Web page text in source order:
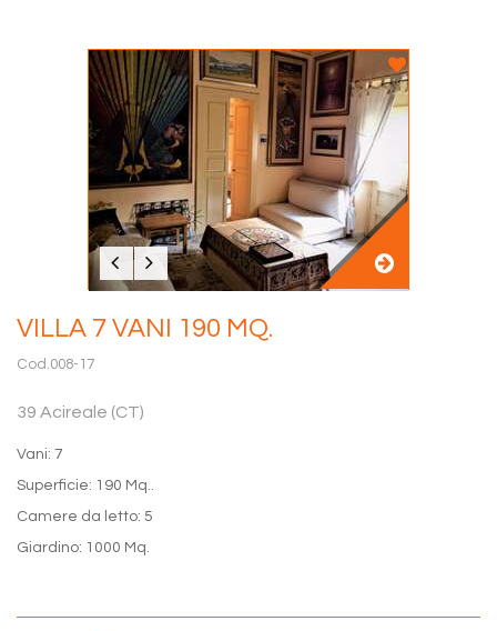
VILLA 7 VANI 190 MQ.
Cod.008-17
39 Acireale (CT)
Vani: 7
Superficie: 190 Mq..
Camere da letto: 5
Giardino: 1000 Mq.